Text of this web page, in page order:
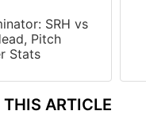
SRH vs
Pitch
Stats
ARTICLE